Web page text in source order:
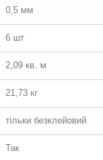
0,5 мм
6 шт
2,09 кв. м
21,73 кг
тільки безклейовий
Так